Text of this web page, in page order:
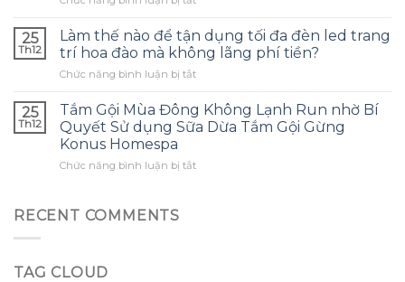
phù
và
tránh
những
sai
thường
gặp?
con
đây
là
tôi
ước
sớm
thế
để
tạo
một
bông
lồ
25
Th12
Làm thế nào để tận dụng tối đa đèn led trang
trí hoa đào mà không lãng phí tiền?
Chức năng bình luận bị tắtở
thế
nào
để
dụng
25
Th12
Tắm Gội Mùa Đông Không Lạnh Run nhờ Bí
Quyết Sử dụng Sữa Dừa Tắm Gội Gừng
Konus Homespa
Chức năng bình luận bị tắtở
RECENT COMMENTS
TAG CLOUD